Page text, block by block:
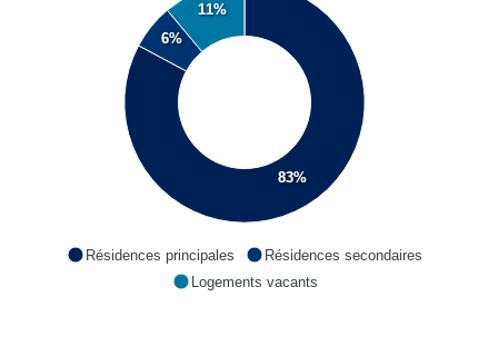
83%
6%
11%
Résidences principales
Résidences secondaires
Logements vacants